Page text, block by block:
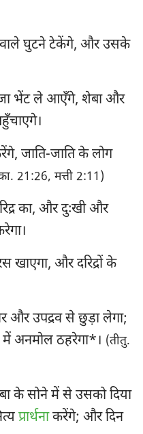
घुटने टेकेंगे, और उसके
भेंट ले आएँगे, शेबा और
जाति-जाति के लोग
21:26, मत्ती 2:11)
का, और दुःखी और
खाएगा, और दरिद्रों के
और उपद्रव से छुड़ा लेगा;
अनमोल ठहरेगा*। (तीतु.
के सोने में से उसको दिया
प्रार्थनाकरेंगे; और दिन